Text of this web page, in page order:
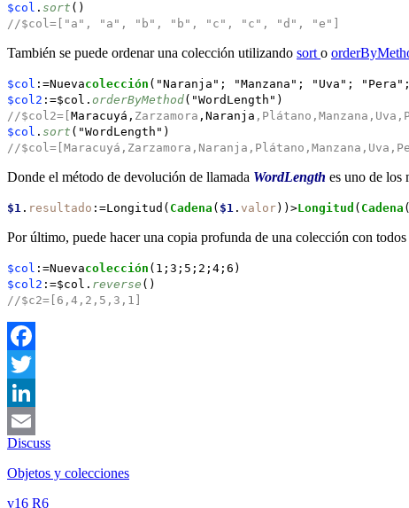
$col . sort ()
//$col=["a", "a", "b", "b", "c", "c", "d", "e"]
También se puede ordenar una colección utilizando sort o
$col :=Nuevacolección ("Naranja"; "Manzana"; "Uva";
$col2 :=$col. orderByMethod("WordLength")
//$col2=[ Maracuyá, Zarzamora ,Naranja
$col . sort ("WordLength")
//
Donde el método de devolución de llamada WordLength es uno de los
$1 . resultado :=Longitud( Cadena ( $1 . valor))>Longitud ( Cadena (
Por último, puede hacer una copia profunda de una colección con
$col :=Nuevacolección (1;3;5;2;4;6)
$col2 :=$col. reverse ()
//$c2=[6,4,2,5,3,1]
Facebook
Twitter
LinkedIn
Email
Discuss
Objetos y colecciones
v16 R6